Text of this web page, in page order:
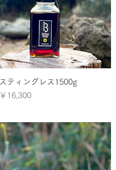
クイックビュー
スティングレス1500g
価格
￥16,300